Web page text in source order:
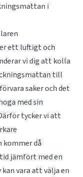
i
ett luftigt och
vi dig att kolla
till
saker och det
med sin
tycker vi att
då
jämfört med en
vara att välja en